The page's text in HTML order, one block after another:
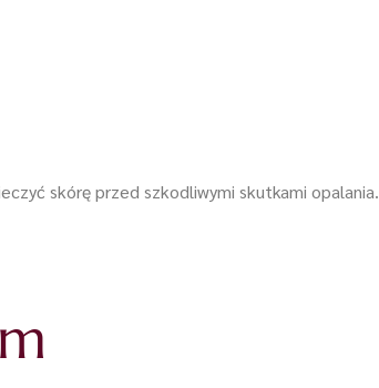
skórę przed szkodliwymi skutkami opalania.